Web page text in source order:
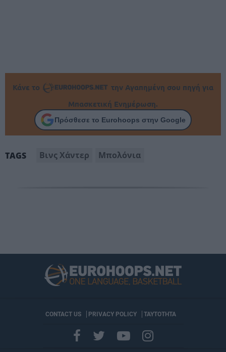
Κάνε το
την Αγαπημένη σου πηγή για
Μπασκετική Ενημέρωση.
Πρόσθεσε το Eurohoops στην Google
TAGS Βινς Χάντερ Μπολόνια
CONTACT US PRIVACY POLICY ΤΑΥΤΟΤΗΤΑ